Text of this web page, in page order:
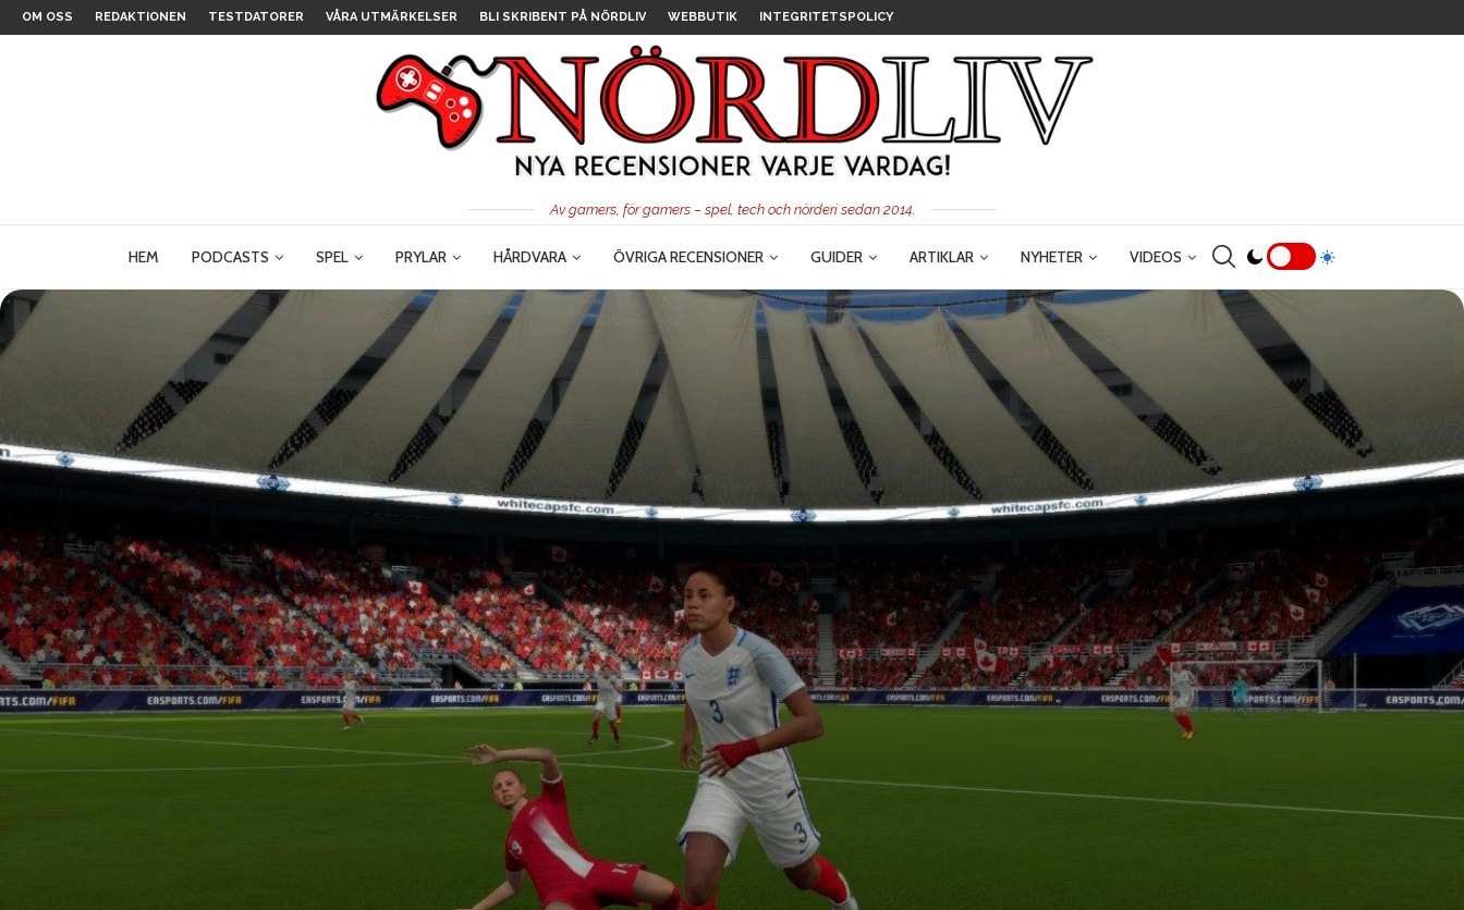
OM OSS REDAKTIONEN TESTDATORER VÅRA UTMÄRKELSER BLI SKRIBENT PÅ NÖRDLIV WEBBUTIK INTEGRITETSPOLICY
Av gamers, för gamers – spel, tech och nörderi sedan 2014.
HEM PODCASTS SPEL PRYLAR HÅRDVARA ÖVRIGA RECENSIONER GUIDER ARTIKLAR NYHETER VIDEOS